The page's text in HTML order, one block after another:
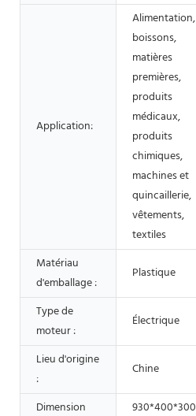
Application:
Alimentation,
boissons,
matières
premières,
produits
médicaux,
produits
chimiques,
machines et
quincaillerie,
vêtements,
textiles
Matériau
d'emballage :
Plastique
Type de
moteur :
Électrique
Lieu d'origine
:
Chine
Dimension 930*400*300